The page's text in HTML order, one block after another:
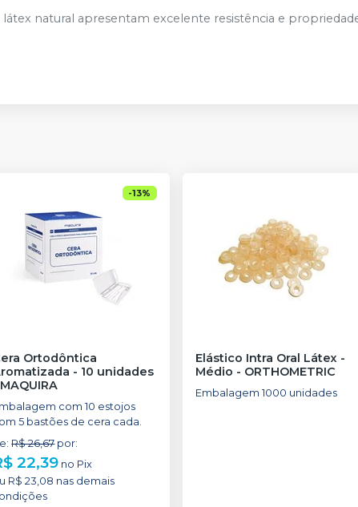
látex natural apresentam excelente resistência e
-13%
Ortodôntica
- 10 unidades
MAQUIRA
com 10 estojos
5 bastões de cera cada.
:R$ 26,67 por:
22,39 no Pix
R$ 23,08 nas demais
Elástico Intra Oral Látex -
Médio - ORTHOMETRIC
Embalagem 1000 unidades